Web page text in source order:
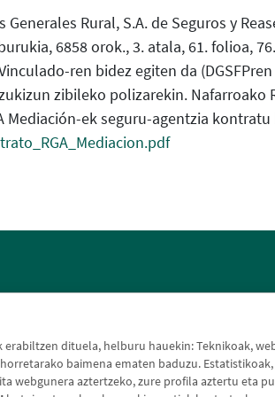
dituela, helburu hauekin: Teknikoak,
baimena ematen baduzu.
webgunera aztertzeko, zure profila aztertu eta
Rural, S.A. de Seguros y
6858 orok., 3. atala, 61. folioa,
ren bidez egiten da
zibileko polizarekin. Nafarroako
Mediación-ek seguru-agentzia